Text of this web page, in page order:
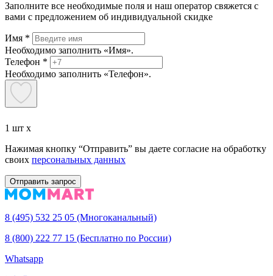
Заполните все необходимые поля и наш оператор свяжется с
вами с предложением об индивидуальной скидке
Имя *
Необходимо заполнить «Имя».
Телефон *
Необходимо заполнить «Телефон».
1 шт x
Нажимая кнопку “Отправить” вы даете согласие на обработку
своих персональных данных
Отправить запрос
8 (495) 532 25 05 (Многоканальный)
8 (800) 222 77 15 (Бесплатно по России)
Whatsapp